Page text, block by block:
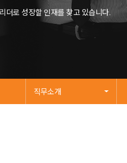
더로 성장할 인재를 찾고 있습니다.
직무소개